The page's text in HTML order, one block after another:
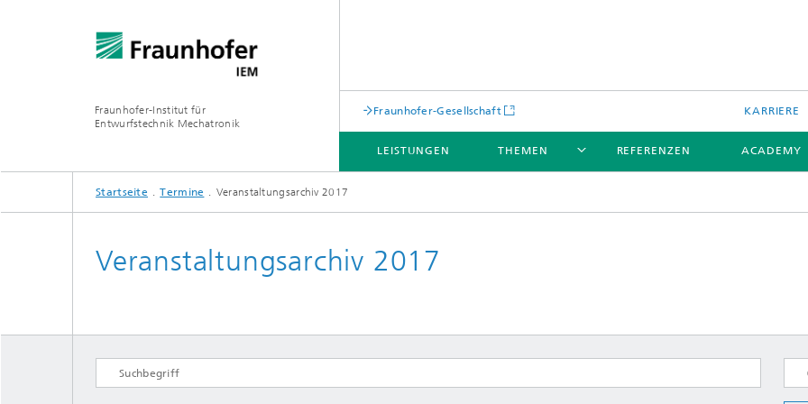
Fraunhofer-Institut für
Entwurfstechnik Mechatronik
Fraunhofer-Gesellschaft KARRIERE
LEISTUNGEN THEMEN
THEMEN
REFERENZEN ACADEMY
ACADEMY
NEWSROOM
ÜBER UNS
Startseite Termine Veranstaltungsarchiv 2017
Veranstaltungsarchiv 2017